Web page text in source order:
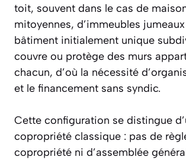
toit, souvent dans le cas de
mitoyennes, d’immeubles jumeaux
bâtiment initialement unique
couvre ou protège des murs
chacun, d’où la nécessité
et le financement sans syndic.
Cette configuration se distingue
copropriété classique : pas de
copropriété ni d’assemblée